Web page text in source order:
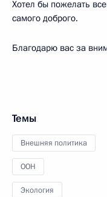
Хотел бы пожелать
самого доброго.
Благодарю вас за
Темы
Внешняя политика
ООН
Экология